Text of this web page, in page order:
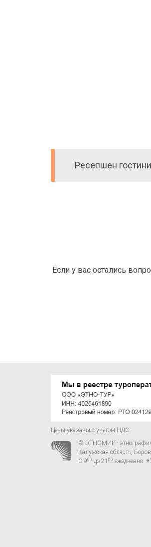
Ресепшен
Если у вас остались
Цены указаны с учётом НДС.
© ЭТНОМИР -
Калужская область,
С 900 до 21 00 ежедневно: